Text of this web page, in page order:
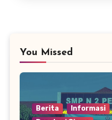
You Missed
Berita Informasi